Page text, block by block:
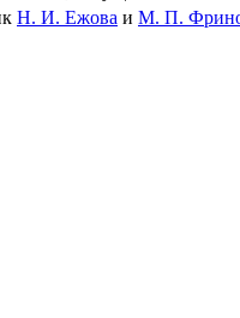
Н. И. Ежова и М. П.